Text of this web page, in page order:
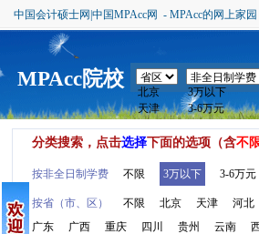
中国会计硕士网|中国MPAcc网 - MPAcc的网上家园
MPAcc院校
分类搜索，点击选择下面的选项（含不
按非全日制学费 不限 3万以下 3-6万元
按省（市、区） 不限 北京 天津 河北
广东
广西 重庆 四川 贵州 云南